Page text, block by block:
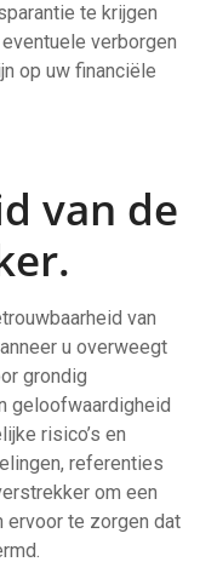
te krijgen
verborgen
op uw financiële
van de
van
u overweegt
grondig
geloofwaardigheid
risico’s en
referenties
om een
te zorgen dat